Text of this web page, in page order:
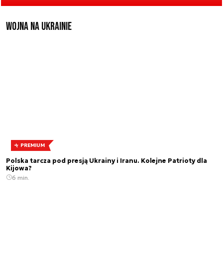
Wojna na Ukrainie
PREMIUM
Polska tarcza pod presją Ukrainy i Iranu. Kolejne Patrioty dla
Kijowa?
6 min.